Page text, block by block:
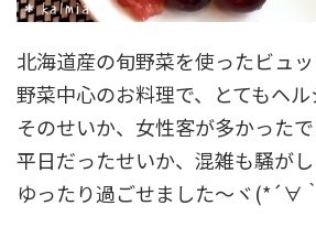
北海道産の旬野菜を使ったビュッ
野菜中心のお料理で、とてもヘ
そのせいか、女性客が多かったで
平日だったせいか、混雑も騒が
ゆったり過ごせました～ヾ(*´∀